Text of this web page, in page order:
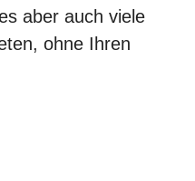
aber auch viele
ohne Ihren